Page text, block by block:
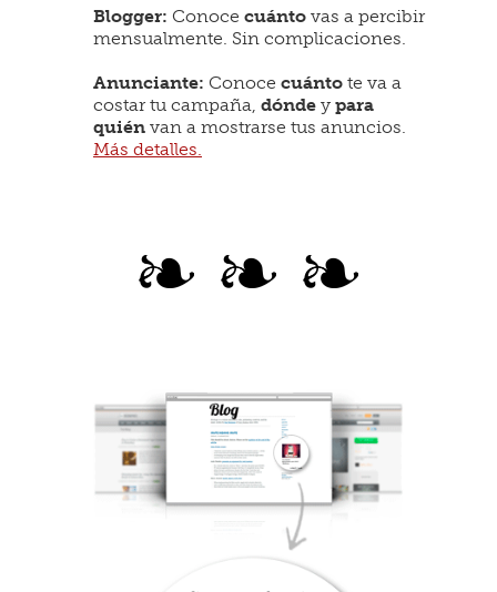
Blogger: Conoce cuánto vas a percibir
mensualmente. Sin complicaciones.
Anunciante: Conoce cuánto te va a
costar tu campaña, dónde y para
quién van a mostrarse tus anuncios.
Más detalles.